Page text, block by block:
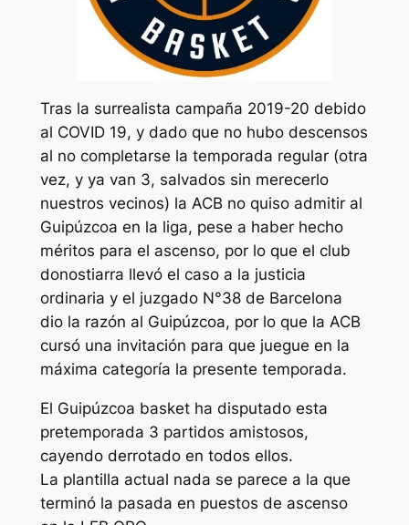
Tras la surrealista campaña 2019-20 debido
al COVID 19, y dado que no hubo descensos
al no completarse la temporada regular (otra
vez, y ya van 3, salvados sin merecerlo
nuestros vecinos) la ACB no quiso admitir al
Guipúzcoa en la liga, pese a haber hecho
méritos para el ascenso, por lo que el club
donostiarra llevó el caso a la justicia
ordinaria y el juzgado N°38 de Barcelona
dio la razón al Guipúzcoa, por lo que la ACB
cursó una invitación para que juegue en la
máxima categoría la presente temporada.
El Guipúzcoa basket ha disputado esta
pretemporada 3 partidos amistosos,
cayendo derrotado en todos ellos.
La plantilla actual nada se parece a la que
terminó la pasada en puestos de ascenso